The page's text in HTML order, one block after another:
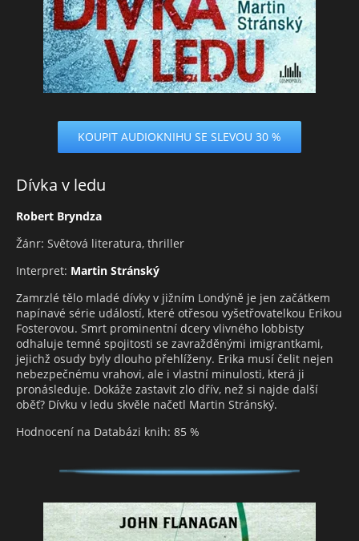
KOUPIT AUDIOKNIHU SE SLEVOU 30 %
Dívka v ledu
Robert Bryndza
Žánr: Světová literatura, thriller
Interpret: Martin Stránský
Zamrzlé tělo mladé dívky v jižním Londýně je jen začátkem
napínavé série událostí, které otřesou vyšetřovatelkou Erikou
Fosterovou. Smrt prominentní dcery vlivného lobbisty
odhaluje temné spojitosti se zavražděnými imigrantkami,
jejichž osudy byly dlouho přehlíženy. Erika musí čelit nejen
nebezpečnému vrahovi, ale i vlastní minulosti, která ji
pronásleduje. Dokáže zastavit zlo dřív, než si najde další
oběť? Dívku v ledu skvěle načetl Martin Stránský.
Hodnocení na Databázi knih: 85 %